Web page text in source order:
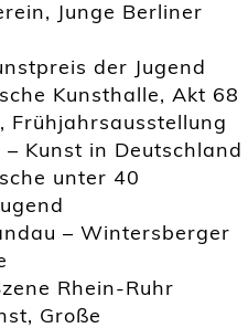
Junge Berliner
der Jugend
Kunsthalle, Akt 68
Frühjahrsausstellung
Kunst in Deutschland
unter 40
– Wintersberger
Rhein-Ruhr
Große